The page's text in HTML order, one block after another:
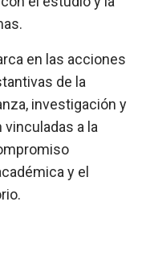
en las acciones
de la
investigación y
a la
y el